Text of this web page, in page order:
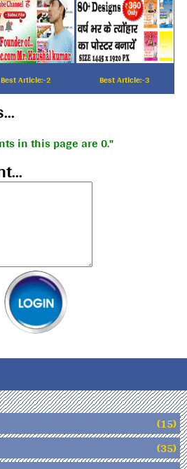
Best Article:-2 Best Article:-3
in this page are 0.
(15)
(35)